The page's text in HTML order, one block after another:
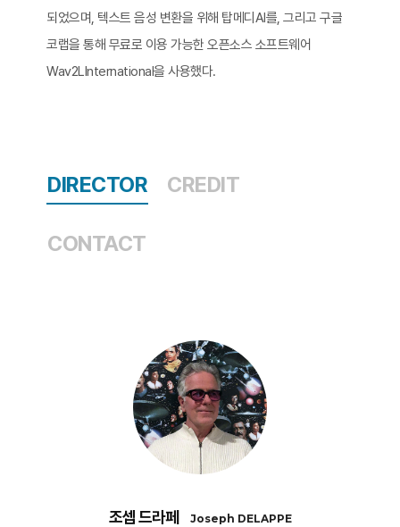
되었으며, 텍스트 음성 변환을 위해 탑메디AI를, 그리고 구글
코랩을 통해 무료로 이용 가능한 오픈소스 소프트웨어
Wav2LInternational을 사용했다.​
DIRECTOR CREDIT
CONTACT
조셉 드라페 Joseph DELAPPE